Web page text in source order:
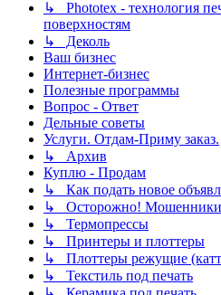
↳ Phototex - технология
поверхностям
↳ Деколь
Ваш бизнес
Интернет-бизнес
Полезные программы
Вопрос - Ответ
Дельные советы
Услуги. Отдам-Приму заказ.
↳ Архив
Куплю - Продам
↳ Как подать новое
↳ Осторожно!
↳ Термопрессы
↳ Принтеры и плоттеры
↳ Плоттеры режущие
↳ Текстиль под печать